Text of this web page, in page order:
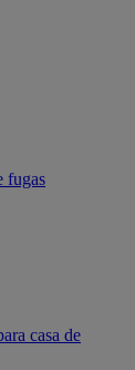
fugas
casa de